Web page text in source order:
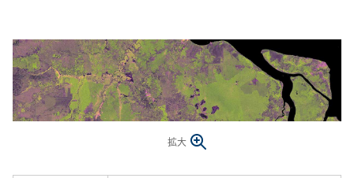
拡大